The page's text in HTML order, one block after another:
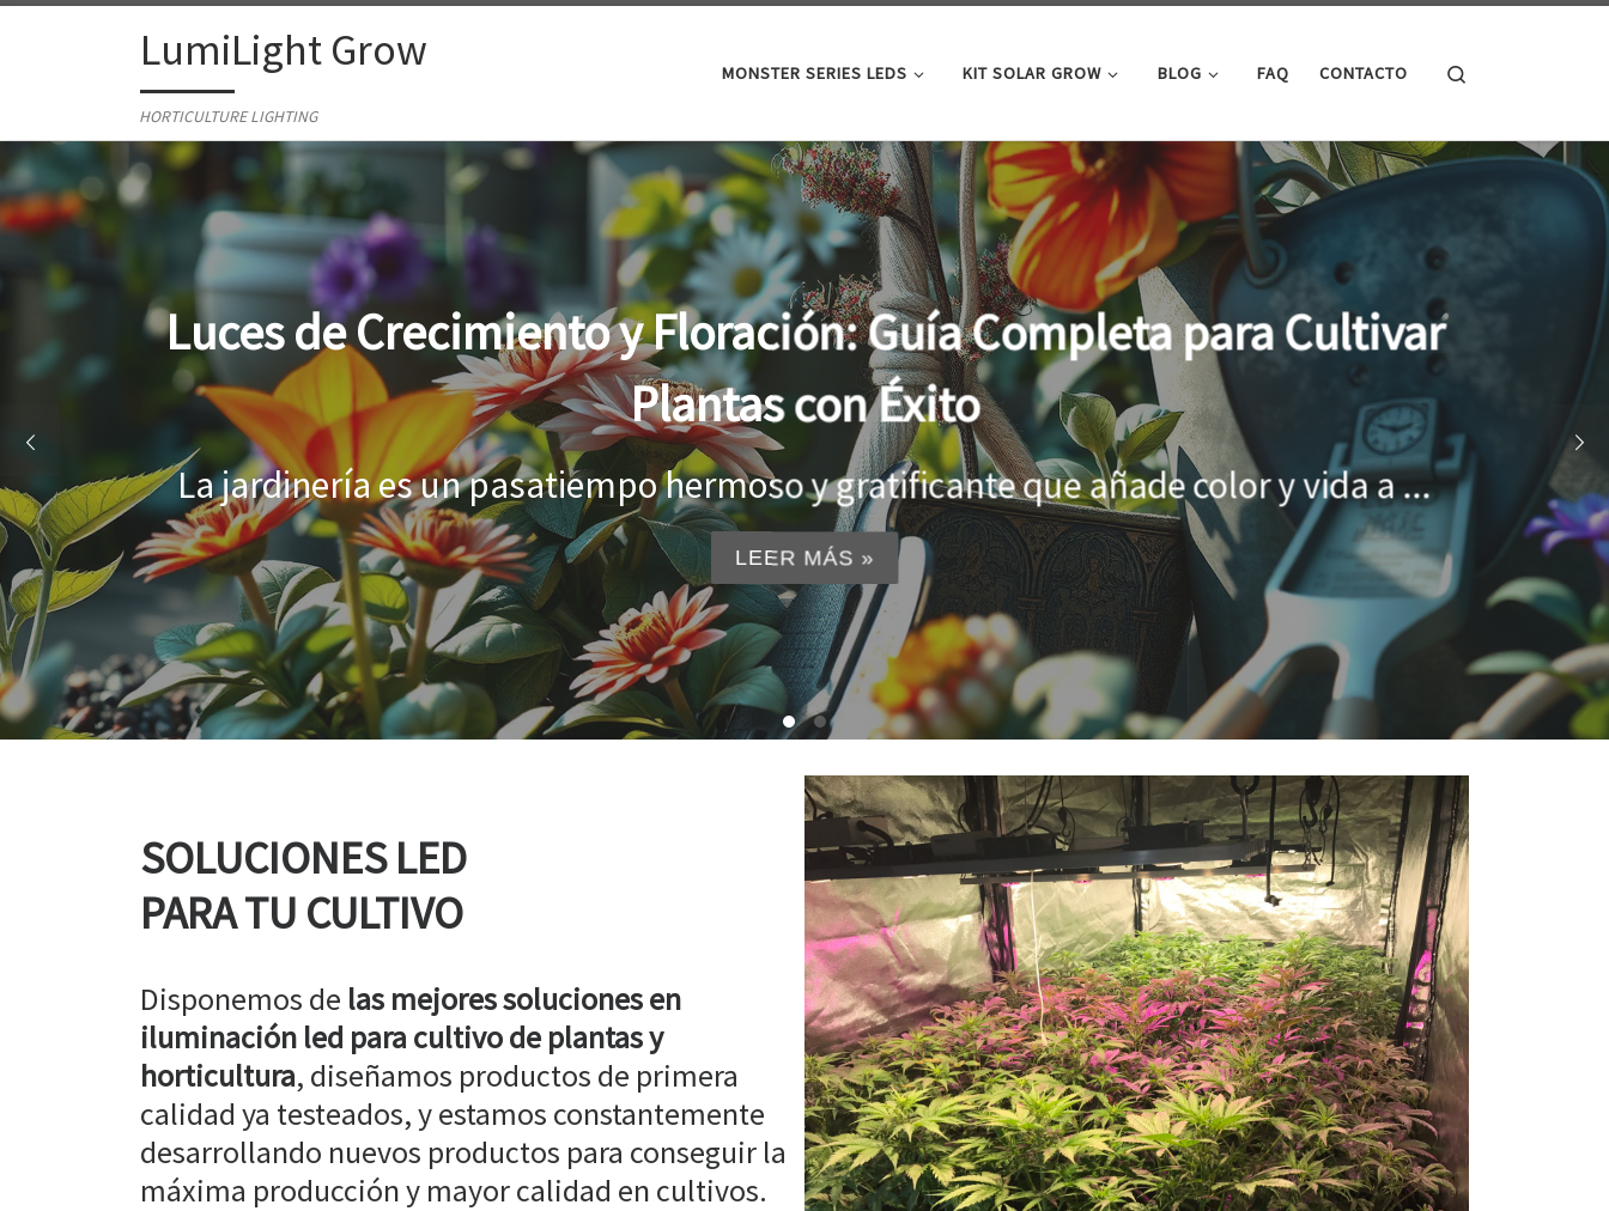
Skip to contentLumiLight Grow
HORTICULTURE LIGHTING
MONSTER SERIES LEDS KIT SOLAR GROW BLOG FAQ CONTACTO
Lámparas para indoor: la clave para un crecimiento óptimo de
tus plantas
Al cultivar plantas en el interior, es importante proporcionar el entorno adecuado
...
LEER MÁS »
SOLUCIONES LED
PARA TU CULTIVO
Disponemos de las mejores soluciones en
iluminación led para cultivo de plantas y
horticultura, diseñamos productos de primera
calidad ya testeados, y estamos constantemente
desarrollando nuevos productos para conseguir la
máxima producción y mayor calidad en cultivos.